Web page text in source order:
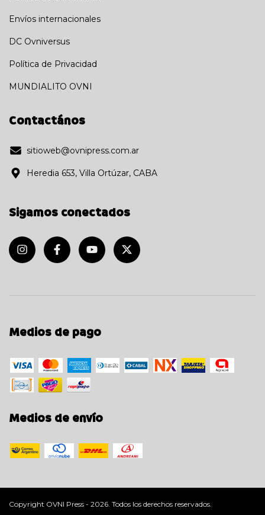
Envíos internacionales
DC Ovniversus
Política de Privacidad
MUNDIALITO OVNI
Contactános
sitioweb@ovnipress.com.ar
Heredia 653, Villa Ortúzar, CABA
Sigamos conectados
Medios de pago
Medios de envío
Copyright OVNI Press - 2026. Todos los derechos reservados.